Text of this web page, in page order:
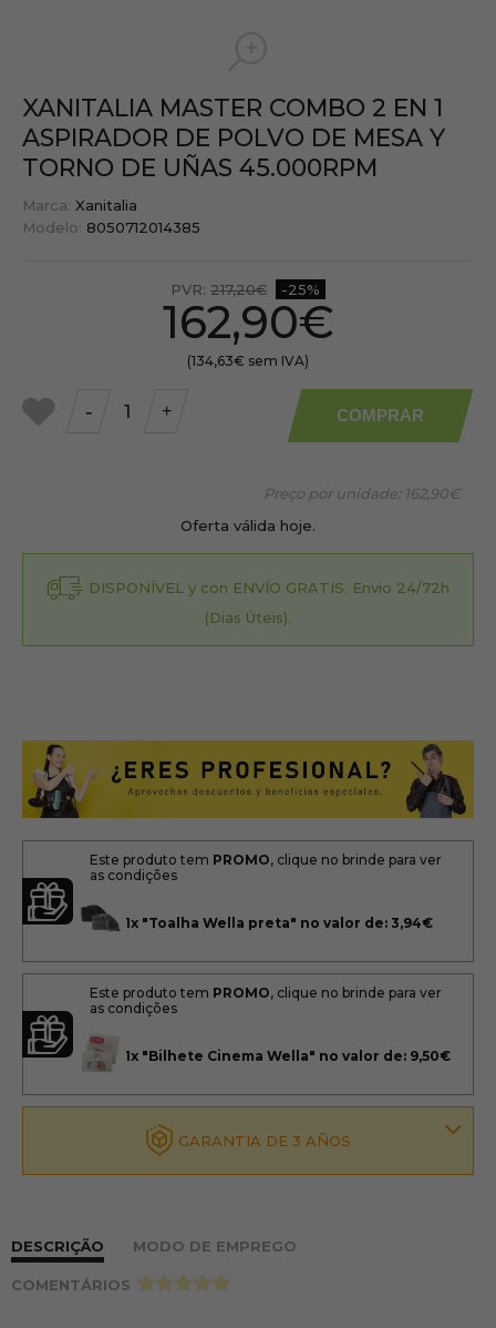
XANITALIA MASTER COMBO 2 EN 1
ASPIRADOR DE POLVO DE MESA Y
TORNO DE UÑAS 45.000RPM
Marca: Xanitalia
Modelo: 8050712014385
PVR: 217,20€ -25%
162,90€
(134,63€ sem IVA)
- + COMPRAR
Preço por unidade: 162,90€
Oferta válida hoje.
DISPONÍVEL y con ENVÍO GRATIS. Envio 24/72h
(Dias Úteis).
Este produto tem PROMO, clique no brinde para ver
as condições
1x "Toalha Wella preta" no valor de: 3,94€
Este produto tem PROMO, clique no brinde para ver
as condições
1x "Bilhete Cinema Wella" no valor de: 9,50€
GARANTIA DE 3 AÑOS
DESCRIÇÃO MODO DE EMPREGO
COMENTÁRIOS >